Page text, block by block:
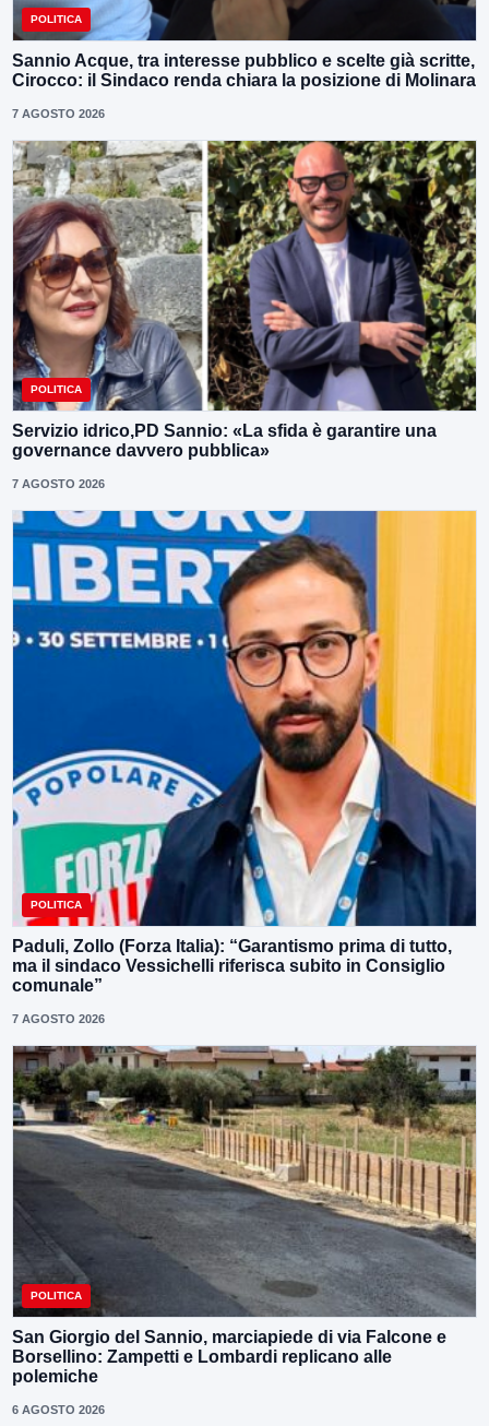
POLITICA
Sannio Acque, tra interesse pubblico e scelte già scritte,
Cirocco: il Sindaco renda chiara la posizione di Molinara
7 AGOSTO 2026
POLITICA
Servizio idrico,PD Sannio: «La sfida è garantire una
governance davvero pubblica»
7 AGOSTO 2026
POLITICA
Paduli, Zollo (Forza Italia): “Garantismo prima di tutto,
ma il sindaco Vessichelli riferisca subito in Consiglio
comunale”
7 AGOSTO 2026
POLITICA
San Giorgio del Sannio, marciapiede di via Falcone e
Borsellino: Zampetti e Lombardi replicano alle
polemiche
6 AGOSTO 2026